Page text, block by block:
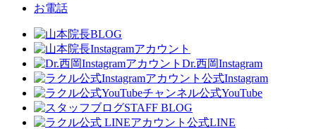
お電話
Dr.西岡Instagram
公式Instagram
公式YouTube
STAFF BLOG
公式LINE